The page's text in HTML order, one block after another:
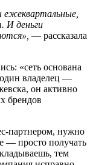
И деньги
— рассказала
«сеть основана
владелец —
он активно
брендов
партнером, нужно
— просто получать
тем